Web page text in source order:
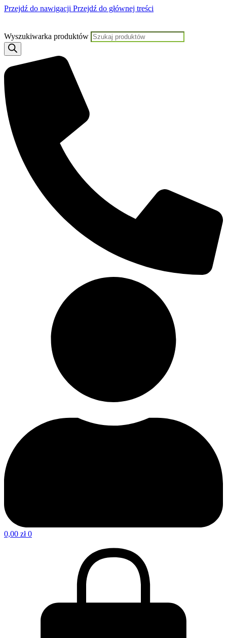
Przejdź do nawigacji Przejdź do głównej treści
Wyszukiwarka produktów
0,00 zł 0